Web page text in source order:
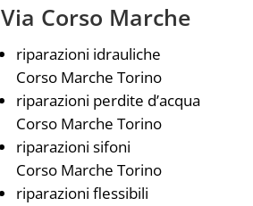
Via Corso Marche
riparazioni idrauliche
Corso Marche Torino
riparazioni perdite d’acqua
Corso Marche Torino
riparazioni sifoni
Corso Marche Torino
riparazioni flessibili